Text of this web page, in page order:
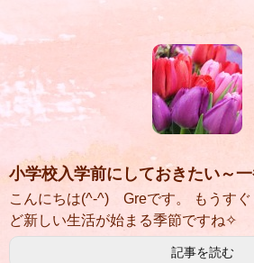
小学校入学前にしておきたい～
こんにちは(^-^) Greです。 もうすぐ
ど新しい生活が始まる季節ですね✧
記事を読む